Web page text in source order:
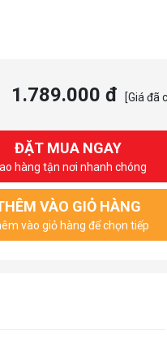
1.789.000 đ [Giá đã
ĐẶT MUA NGAY
hàng tận nơi nhanh chóng
VÀO GIỎ HÀNG
vào giỏ hàng để chọn tiếp